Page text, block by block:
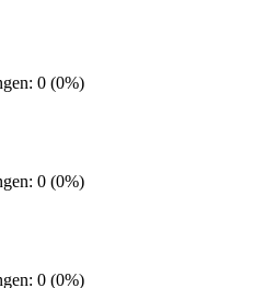
0 (0%)
0 (0%)
0 (0%)